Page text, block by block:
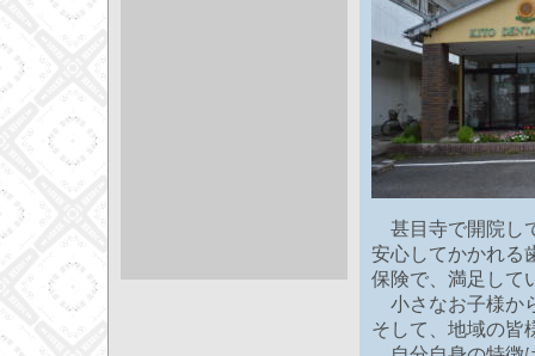
甚目寺で開院し
安心してかかれる
保険で、満足して
小さなお子様か
そして、地域の皆